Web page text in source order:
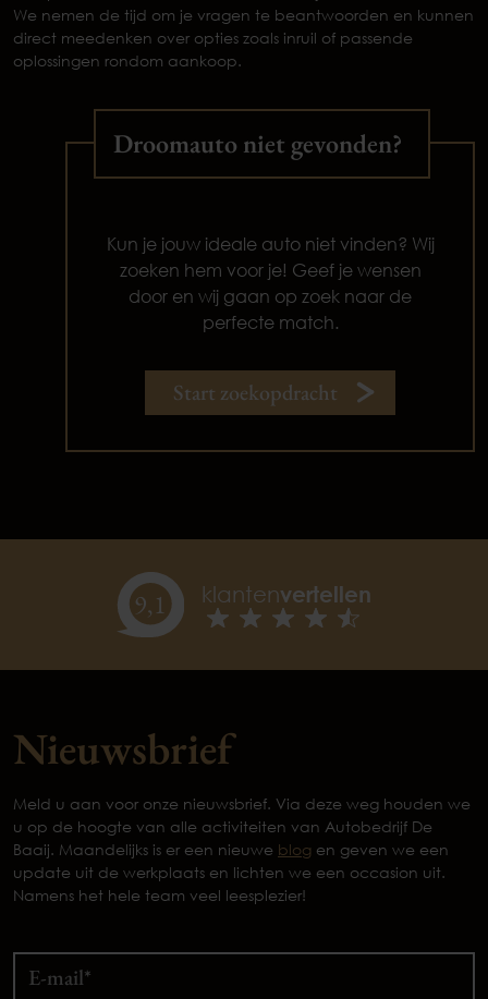
We nemen de tijd om je vragen te beantwoorden en kunnen
direct meedenken over opties zoals inruil of passende
oplossingen rondom aankoop.
Droomauto niet gevonden?
Kun je jouw ideale auto niet vinden? Wij
zoeken hem voor je! Geef je wensen
door en wij gaan op zoek naar de
perfecte match.
Start zoekopdracht
9,1 klantenvertellen
Nieuwsbrief
Meld u aan voor onze nieuwsbrief. Via deze weg houden we
u op de hoogte van alle activiteiten van Autobedrijf De
Baaij. Maandelijks is er een nieuwe blog en geven we een
update uit de werkplaats en lichten we een occasion uit.
Namens het hele team veel leesplezier!